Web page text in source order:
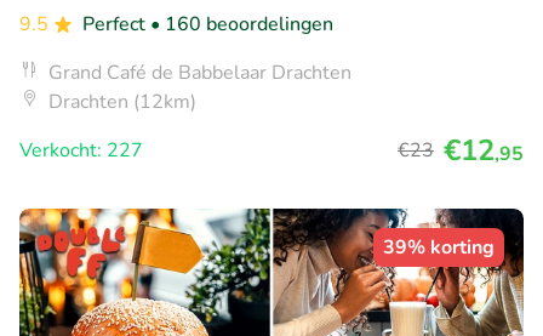
9.5
Perfect • 160 beoordelingen
Grand Café de Babbelaar Drachten
Drachten (12km)
Verkocht: 227
€23 €12,95
39% korting